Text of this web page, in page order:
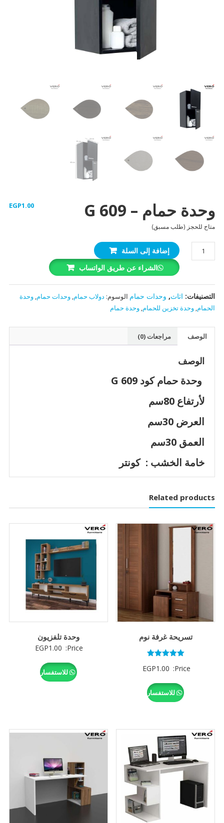
وحدة حمام – G 609 EGP1.00
متاح للحجز (طلب مسبق)
كمية
وحدة
G
609
إضافة إلى السلة
الشراء عن طريق الواتساب
التصنيفات: اثاث, وحدات حمام الوسوم: دولاب حمام, وحدات حمام, وحدة
الحمام, وحدة تخزين للحمام, وحدة حمام
الوصف مراجعات (0)
الوصف
وحدة حمام كود G 609
لأرتفاع 80سم
العرض 30سم
العمق 30سم
خامة الخشب : كونتر
Related products
تسريحة غرفة نوم
5.00
Price:
EGP1.00
للاستفسار
وحدة تلفزيون
Price:
EGP1.00
للاستفسار